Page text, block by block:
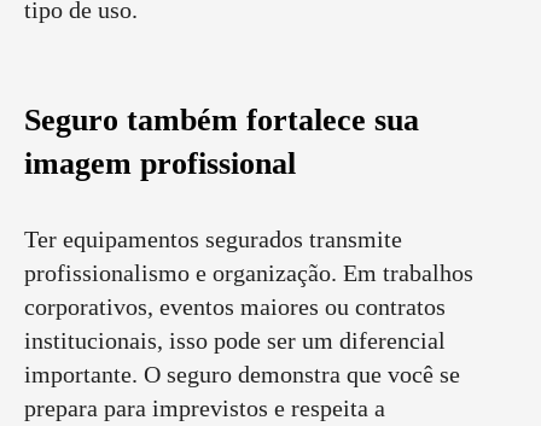
tipo de uso.
Seguro também fortalece sua
imagem profissional
Ter equipamentos segurados transmite
profissionalismo e organização. Em trabalhos
corporativos, eventos maiores ou contratos
institucionais, isso pode ser um diferencial
importante. O seguro demonstra que você se
prepara para imprevistos e respeita a